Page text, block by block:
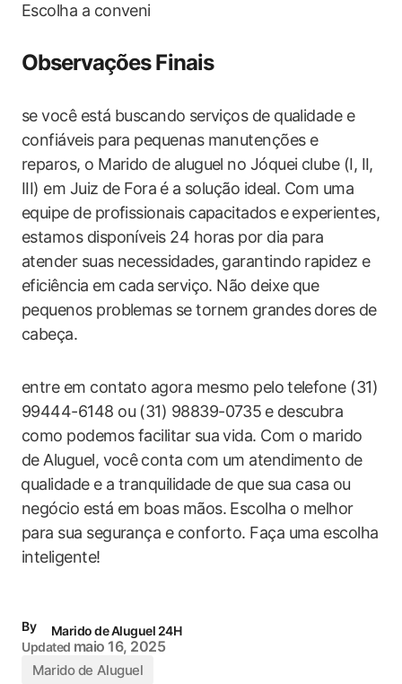
Escolha‌ a conveni
Observações ‌Finais
se ‍você‍ está buscando⁢ serviços‍ de qualidade e
‌confiáveis para pequenas manutenções e
reparos, o Marido de aluguel no Jóquei clube (I, II,
III) em Juiz de Fora⁤ é a solução ideal. Com uma
equipe de profissionais capacitados​ e experientes,
estamos disponíveis 24 horas por dia para‌
atender suas necessidades, garantindo ‍rapidez e
eficiência em cada ⁣serviço. Não deixe que
pequenos problemas se tornem ⁣grandes dores ⁤de
cabeça.
entre em contato agora mesmo pelo⁣ telefone (31)
99444-6148 ou (31) 98839-0735⁢ e ⁢descubra
como podemos facilitar sua vida. Com o marido
de‍ Aluguel, você ⁢conta‍ com um atendimento de
⁣qualidade e a tranquilidade de que‍ sua casa ou
negócio está em boas mãos. Escolha o melhor
para sua segurança e‍ conforto. Faça uma escolha‌
inteligente!
By
Marido de Aluguel 24H
Updated maio 16, 2025
Marido de Aluguel